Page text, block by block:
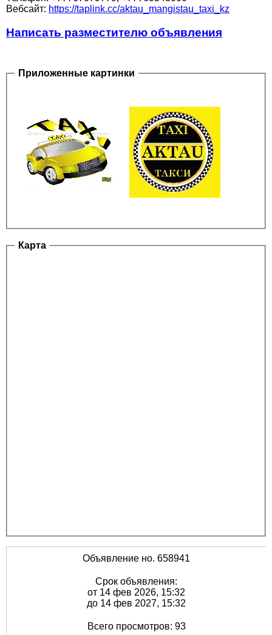
Вебсайт: https://taplink.cc/aktau_mangistau_taxi_kz
Написать разместителю объявления
Приложенные картинки
Карта
Объявление но. 658941
Срок объявления:
от 14 фев 2026, 15:32
до 14 фев 2027, 15:32
Всего просмотров: 93